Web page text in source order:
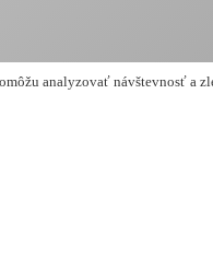
analyzovať návštevnosť a